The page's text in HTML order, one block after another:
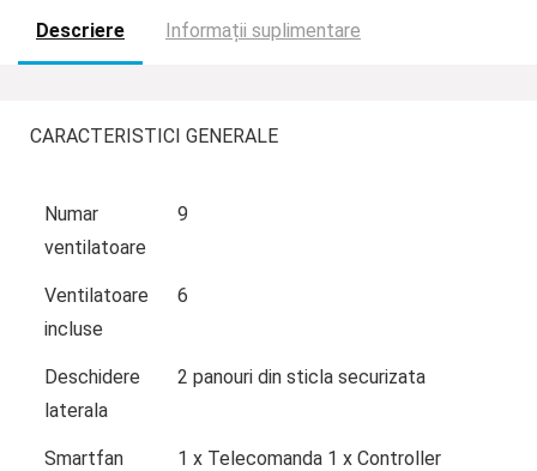
Descriere Informații suplimentare
CARACTERISTICI GENERALE
Numar
ventilatoare
9
Ventilatoare
incluse
6
Deschidere
laterala
2 panouri din sticla securizata
Smartfan
1 x Telecomanda 1 x Controller